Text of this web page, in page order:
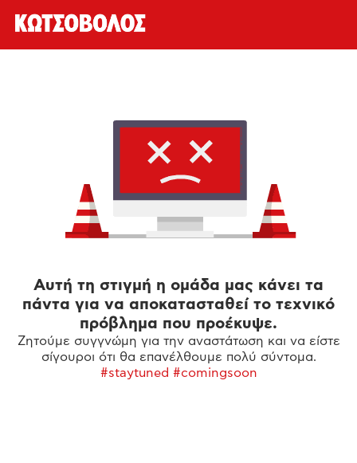
Αυτή τη στιγμή η ομάδα μας κάνει τα
πάντα για να αποκατασταθεί το τεχνικό
πρόβλημα που προέκυψε.
Ζητούμε συγγνώμη για την αναστάτωση και να είστε
σίγουροι ότι θα επανέλθουμε πολύ σύντομα.
#staytuned #comingsoon